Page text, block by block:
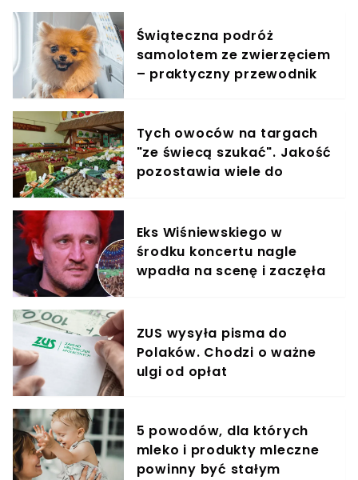
Świąteczna podróż
samolotem ze zwierzęciem
– praktyczny przewodnik
Tych owoców na targach
"ze świecą szukać". Jakość
pozostawia wiele do
Eks Wiśniewskiego w
środku koncertu nagle
wpadła na scenę i zaczęła
ZUS wysyła pisma do
Polaków. Chodzi o ważne
ulgi od opłat
5 powodów, dla których
mleko i produkty mleczne
powinny być stałym